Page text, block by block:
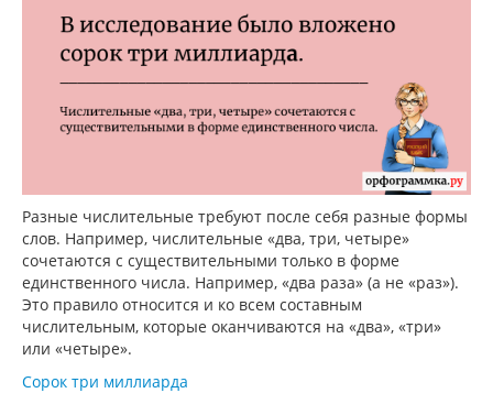
Разные числительные требуют после себя разные формы
слов. Например, числительные «два, три, четыре»
сочетаются с существительными только в форме
единственного числа. Например, «два раза» (а не «раз»).
Это правило относится и ко всем составным
числительным, которые оканчиваются на «два», «три»
или «четыре».
Сорок три миллиарда